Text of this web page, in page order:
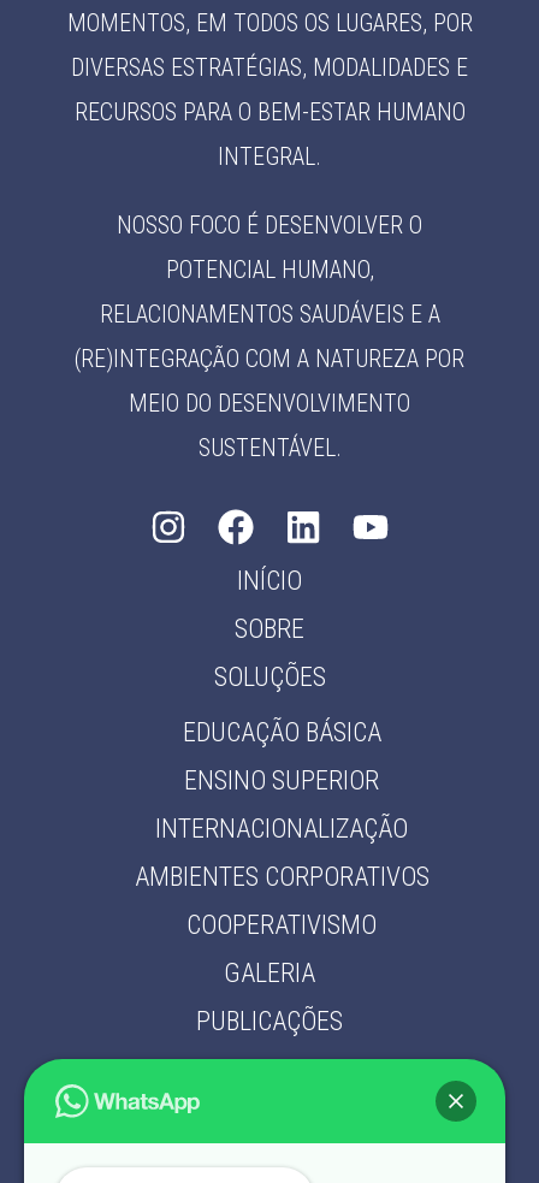
MOMENTOS, EM TODOS OS LUGARES, POR
DIVERSAS ESTRATÉGIAS, MODALIDADES E
RECURSOS PARA O BEM-ESTAR HUMANO
INTEGRAL.
NOSSO FOCO É DESENVOLVER O
POTENCIAL HUMANO,
RELACIONAMENTOS SAUDÁVEIS E A
(RE)INTEGRAÇÃO COM A NATUREZA POR
MEIO DO DESENVOLVIMENTO
SUSTENTÁVEL.
INÍCIO
SOBRE
SOLUÇÕES
EDUCAÇÃO BÁSICA
ENSINO SUPERIOR
INTERNACIONALIZAÇÃO
AMBIENTES CORPORATIVOS
COOPERATIVISMO
GALERIA
PUBLICAÇÕES
PARCEIROS